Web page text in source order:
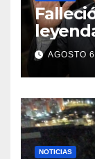
AGOSTO
NOTICIAS